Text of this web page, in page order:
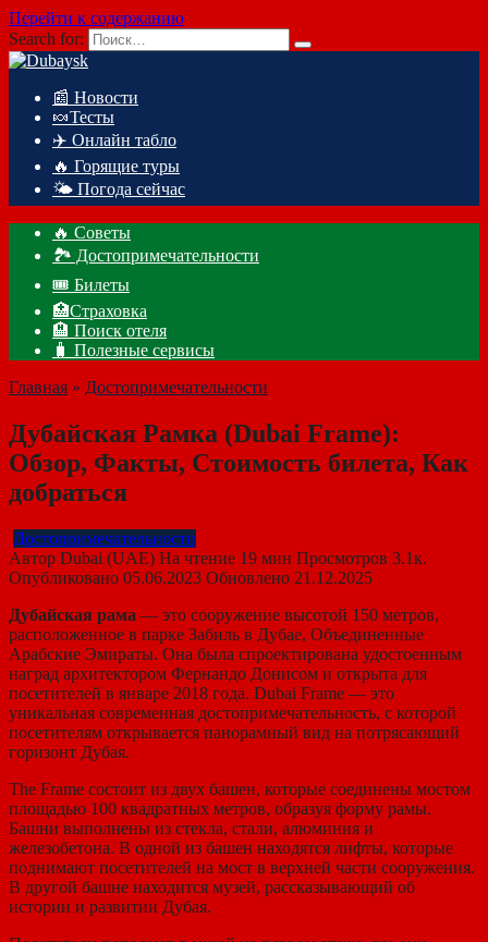
Перейти к содержанию
Search for:
📰 Новости
🍬Тесты
✈️ Онлайн табло
🔥 Горящие туры
🌤️ Погода сейчас
🔥 Советы
🏞️ Достопримечательности
🎟️ Билеты
🏥Страховка
🏨 Поиск отеля
🧳 Полезные сервисы
Главная » Достопримечательности
Дубайская Рамка (Dubai Frame):
Обзор, Факты, Стоимость билета, Как
добраться
Достопримечательности
Автор Dubai (UAE) На чтение 19 мин Просмотров 3.1к.
Опубликовано 05.06.2023 Обновлено 21.12.2025
Дубайская рама — это сооружение высотой 150 метров,
расположенное в парке Забиль в Дубае, Объединенные
Арабские Эмираты. Она была спроектирована удостоенным
наград архитектором Фернандо Донисом и открыта для
посетителей в январе 2018 года. Dubai Frame — это
уникальная современная достопримечательность, с которой
посетителям открывается панорамный вид на потрясающий
горизонт Дубая.
The Frame состоит из двух башен, которые соединены мостом
площадью 100 квадратных метров, образуя форму рамы.
Башни выполнены из стекла, стали, алюминия и
железобетона. В одной из башен находятся лифты, которые
поднимают посетителей на мост в верхней части сооружения.
В другой башне находится музей, рассказывающий об
истории и развитии Дубая.